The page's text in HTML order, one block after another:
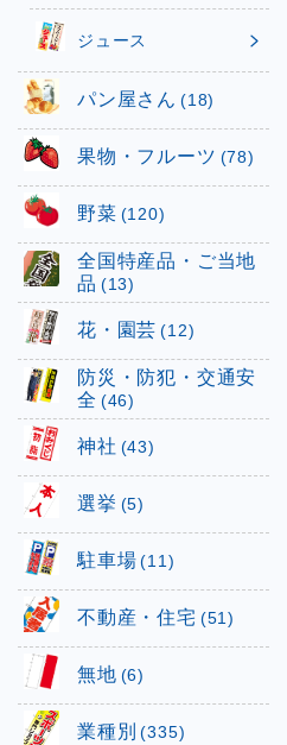
ジュース
パン屋さん (18)
果物・フルーツ (78)
野菜 (120)
全国特産品・ご当地
品 (13)
花・園芸 (12)
防災・防犯・交通安
全 (46)
神社 (43)
選挙 (5)
駐車場 (11)
不動産・住宅 (51)
無地 (6)
業種別 (335)